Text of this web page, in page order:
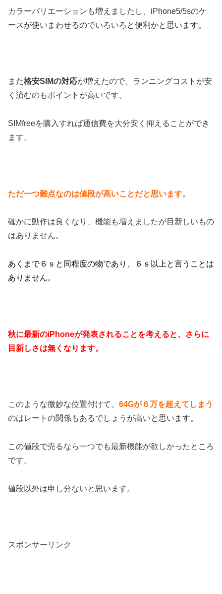
カラーバリエーションも増えましたし、iPhone5/5sのケ
ースが使いまわせるのでいろいろと便利かと思います。
また格安SIMの対応が増えたので、ランニングコストが安
く済むのもポイントが高いです。
SIMfreeを購入すれば通信費を大分安く抑えることができ
ます。
ただ一つ難点なのは値段が高いことだと思います。
確かに動作は良くなり、機能も増えましたが目新しいもの
はありません。
あくまで６ｓと同程度の物であり、６ｓ以上と言うことは
ありません。
秋に最新のiPhoneが発表されることを考えると、さらに
目新しさは無くなります。
このような微妙な位置付けて、 64Gが６万を超えてしまう
のはレートの関係もあるでしょうが高いと思います。
この値段で売るなら一つでも最新機能が欲しかったところ
です。
値段以外は申し分ないと思います。
スポンサーリンク